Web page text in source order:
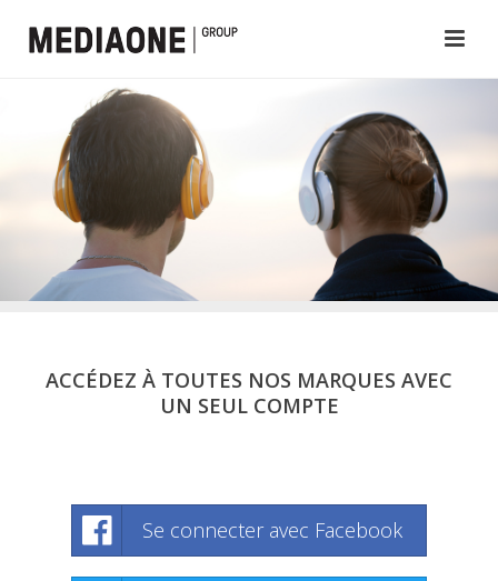
ACCÉDEZ À TOUTES NOS MARQUES AVEC
UN SEUL COMPTE
Se connecter avec Facebook